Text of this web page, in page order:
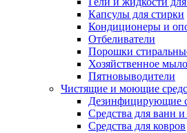
Капсулы для стирки
Кондиционеры и
Отбеливатели
Порошки
Хозяйственное мыло
Пятновыводители
Чистящие и моющие
Дезинфицирующие
Средства для ванн
Средства для ковров